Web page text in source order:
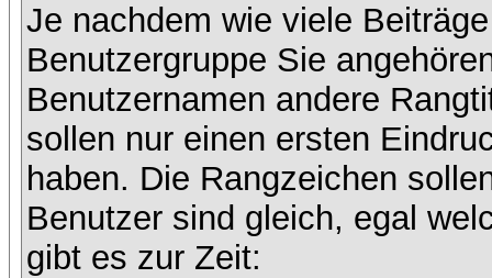
Je nachdem wie viele
Benutzergruppe Sie
Benutzernamen andere
sollen nur einen ersten
haben. Die Rangzeichen
Benutzer sind gleich, egal
gibt es zur Zeit: